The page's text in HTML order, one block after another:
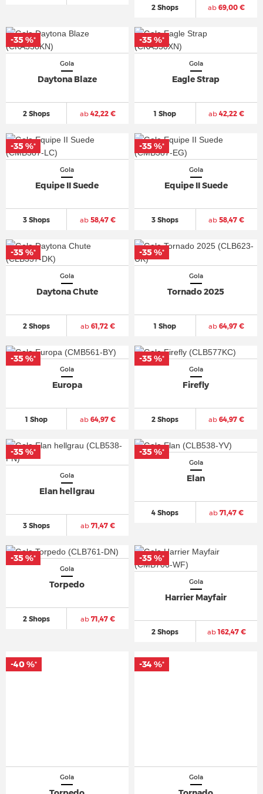
2 Shops ab 69,00 €
Gola
Daytona Blaze
2 Shops ab42,22 €
-35 %*
Gola
Eagle Strap
1 Shop ab 42,22 €
-35 %*
Gola
Equipe II Suede
3 Shops ab58,47 €
-35 %*
Gola
Equipe II Suede
3 Shops ab 58,47 €
-35 %*
Gola
Daytona Chute
2 Shops ab61,72 €
-35 %*
Gola
Tornado 2025
1 Shop ab 64,97 €
-35 %*
Gola
Europa
1 Shop ab64,97 €
-35 %*
Gola
Firefly
2 Shops ab 64,97 €
-35 %*
Gola
Elan hellgrau
3 Shops ab71,47 €
-35 %*
Gola
Elan
4 Shops ab 71,47 €
-35 %*
Gola
Torpedo
2 Shops ab71,47 €
-35 %*
Gola
Harrier Mayfair
2 Shops ab162,47 €
-35 %*
Gola
-40 %*
Gola
-34 %*